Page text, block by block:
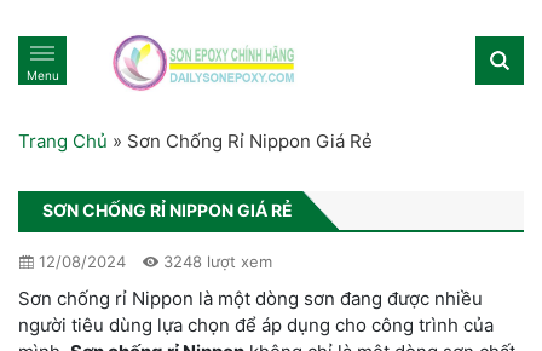
Menu
Trang Chủ » Sơn Chống Rỉ Nippon Giá Rẻ
SƠN CHỐNG RỈ NIPPON GIÁ RẺ
12/08/2024 3248 lượt xem
Sơn chống rỉ Nippon là một dòng sơn đang được nhiều
người tiêu dùng lựa chọn để áp dụng cho công trình của